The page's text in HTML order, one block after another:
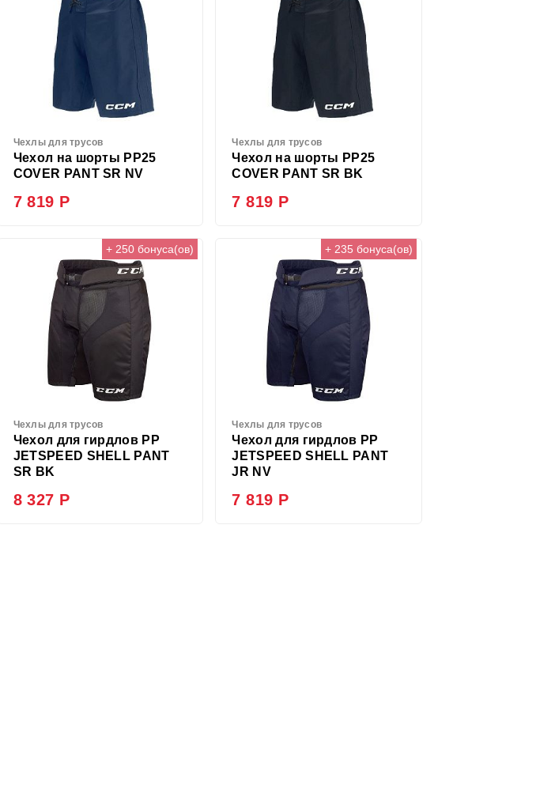
Чехлы для трусов
Чехол на шорты PP25
COVER PANT SR NV
7 819 Р
Чехлы для трусов
Чехол на шорты PP25
COVER PANT SR BK
7 819 Р
+ 250 бонуса(ов)
Чехлы для трусов
Чехол для гирдлов PP
JETSPEED SHELL PANT
SR BK
8 327 Р
+ 235 бонуса(ов)
Чехлы для трусов
Чехол для гирдлов PP
JETSPEED SHELL PANT
JR NV
7 819 Р